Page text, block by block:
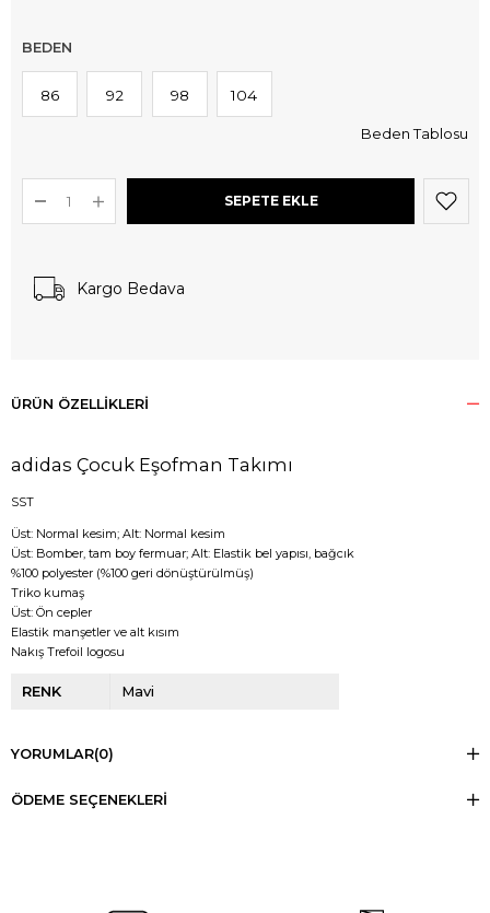
BEDEN
86 92 98 104
Beden Tablosu
Kargo Bedava
ÜRÜN ÖZELLIKLERI
adidas Çocuk Eşofman Takımı
SST
Üst: Normal kesim; Alt: Normal kesim
Üst: Bomber, tam boy fermuar; Alt: Elastik bel yapısı, bağcık
%100 polyester (%100 geri dönüştürülmüş)
Triko kumaş
Üst: Ön cepler
Elastik manşetler ve alt kısım
Nakış Trefoil logosu
RENK Mavi
YORUMLAR(0)
ÖDEME SEÇENEKLERI